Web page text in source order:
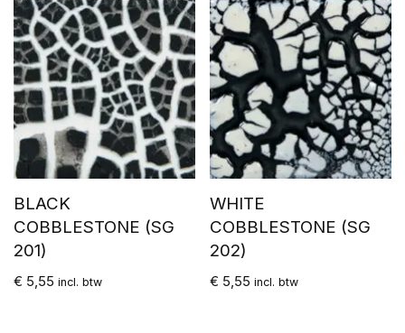
BLACK
COBBLESTONE (SG
201)
€ 5,55 incl. btw
WHITE
COBBLESTONE (SG
202)
€ 5,55 incl. btw